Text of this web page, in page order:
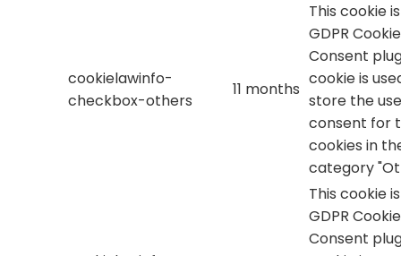
cookielawinfo-
checkbox-others
11 months
This cookie
GDPR Cookie
Consent
cookie is
store the
consent for
cookies in
category
This cookie
GDPR Cookie
Consent